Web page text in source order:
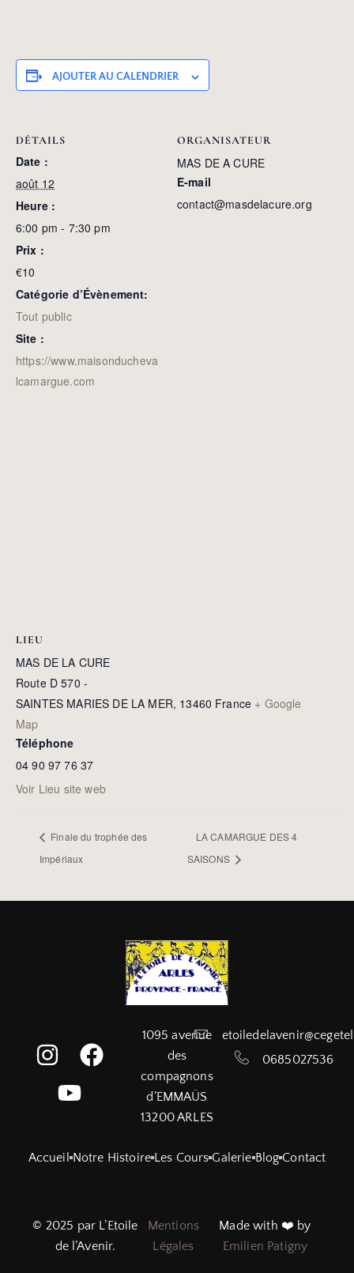
AJOUTER AU CALENDRIER
DÉTAILS
Date :
août 12
Heure :
6:00 pm - 7:30 pm
Prix :
€10
Catégorie d’Évènement:
Tout public
Site :
https://www.maisonducheva
lcamargue.com
ORGANISATEUR
MAS DE A CURE
E-mail
contact@masdelacure.org
LIEU
MAS DE LA CURE
Route D 570 -
SAINTES MARIES DE LA MER, 13460 France + Google
Map
Téléphone
04 90 97 76 37
Voir Lieu site web
Finale du trophée des
Impériaux
LA CAMARGUE DES 4
SAISONS
1095 avenue
des
compagnons
d’EMMAÜS
13200 ARLES
0685027536
Accueil Notre Histoire Les Cours Galerie Blog Contact
© 2025 par L’Etoile
de l’Avenir.
Mentions
Légales
Made with ❤️ by
Emilien Patigny